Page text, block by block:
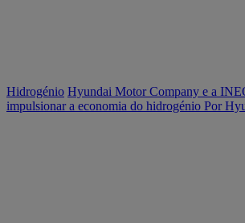
Hidrogénio Hyundai Motor Company e a
impulsionar a economia do hidrogénio Por